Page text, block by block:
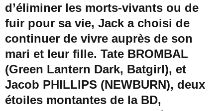
d’éliminer les morts-vivants ou de
fuir pour sa vie, Jack a choisi de
continuer de vivre auprès de son
mari et leur fille. Tate BROMBAL
(Green Lantern Dark, Batgirl), et
Jacob PHILLIPS (NEWBURN), deux
étoiles montantes de la BD,